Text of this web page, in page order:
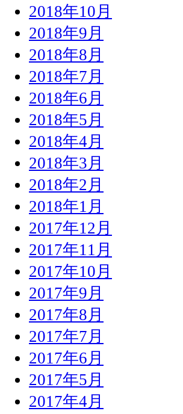
2018年10月
2018年9月
2018年8月
2018年7月
2018年6月
2018年5月
2018年4月
2018年3月
2018年2月
2018年1月
2017年12月
2017年11月
2017年10月
2017年9月
2017年8月
2017年7月
2017年6月
2017年5月
2017年4月